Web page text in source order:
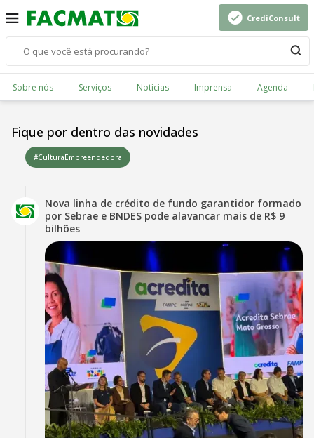
CrediConsult
Sobre nós Serviços Notícias Imprensa Agenda
Fique por dentro das novidades
#CulturaEmpreendedora
Nova linha de crédito de fundo garantidor formado
por Sebrae e BNDES pode alavancar mais de R$ 9
bilhões